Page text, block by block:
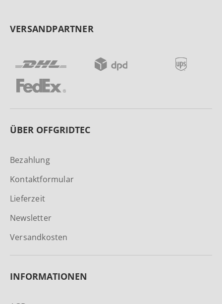
VERSANDPARTNER
ÜBER OFFGRIDTEC
Bezahlung
Kontaktformular
Lieferzeit
Newsletter
Versandkosten
INFORMATIONEN